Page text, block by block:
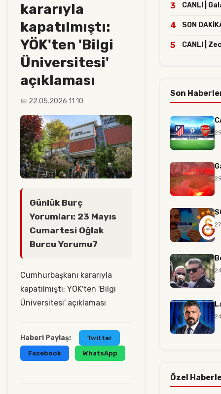
kararıyla
kapatılmıştı:
YÖK'ten 'Bilgi
Üniversitesi'
açıklaması
📅 22.05.2026 11:10
Günlük Burç
Yorumları: 23 Mayıs
Cumartesi Oğlak
Burcu Yorumu7
Cumhurbaşkanı kararıyla
kapatılmıştı: YÖK'ten 'Bilgi
Üniversitesi' açıklaması
Haberi Paylaş: Twitter
Facebook WhatsApp
3 CANLI |
4 SON
5 CANLI |
Son
Özel